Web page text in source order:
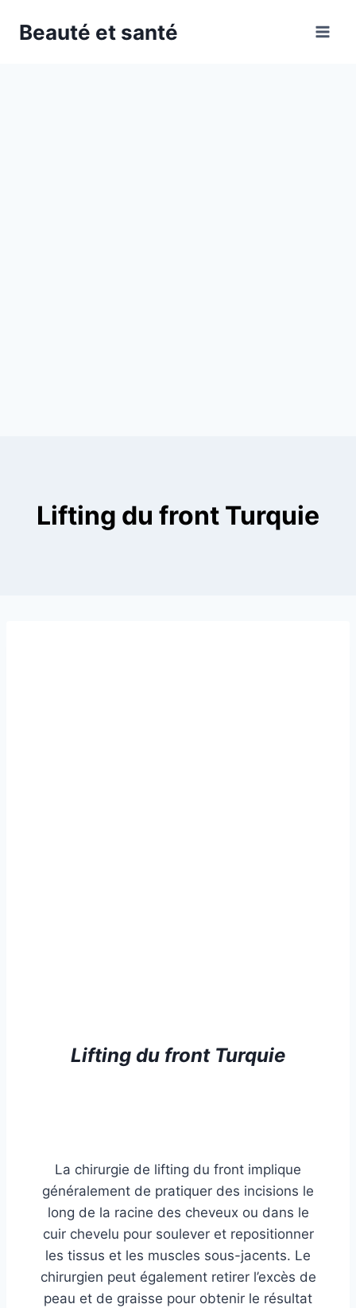
Beauté et santé
Lifting du front Turquie
Lifting du front Turquie
La chirurgie de lifting du front implique
généralement de pratiquer des incisions le
long de la racine des cheveux ou dans le
cuir chevelu pour soulever et repositionner
les tissus et les muscles sous-jacents. Le
chirurgien peut également retirer l’excès de
peau et de graisse pour obtenir le résultat